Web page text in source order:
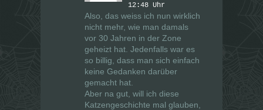
12:48 Uhr
Also, das weiss ich nun wirklich
nicht mehr, wie man damals
vor 30 Jahren in der Zone
geheizt hat. Jedenfalls war es
so billig, dass man sich einfach
keine Gedanken darüber
gemacht hat.
Aber na gut, will ich diese
Katzengeschichte mal glauben,